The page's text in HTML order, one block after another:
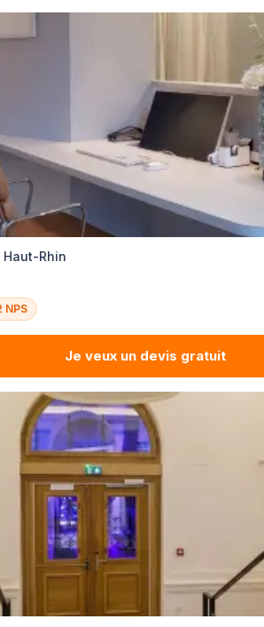
Rhin
NPS
Je veux un devis gratuit